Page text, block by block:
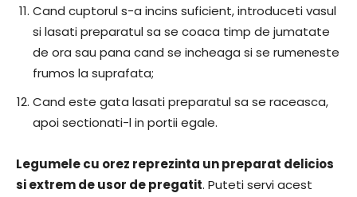
Cand cuptorul s-a incins suficient, introduceti vasul
si lasati preparatul sa se coaca timp de jumatate
de ora sau pana cand se incheaga si se rumeneste
frumos la suprafata;
Cand este gata lasati preparatul sa se raceasca,
apoi sectionati-l in portii egale.
Legumele cu orez reprezinta un preparat delicios
si extrem de usor de pregatit. Puteti servi acest